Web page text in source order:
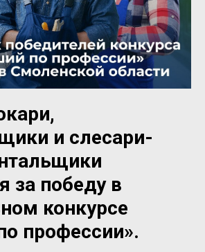
и слесари-
за победу в
конкурсе
профессии».